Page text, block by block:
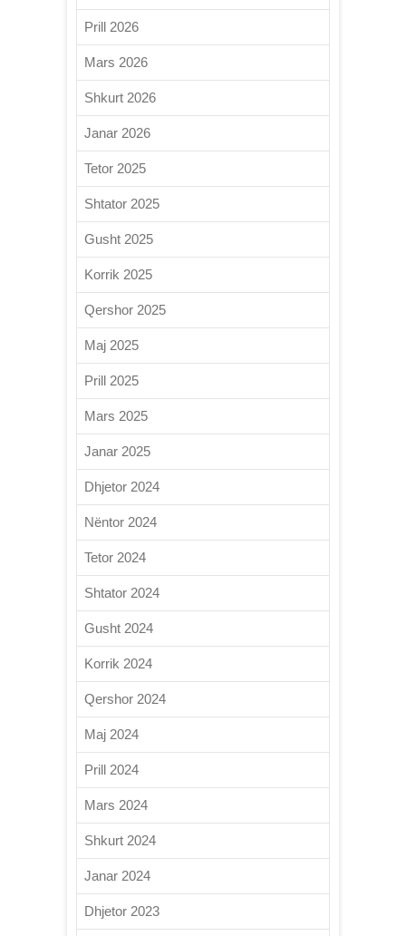
Prill 2026
Mars 2026
Shkurt 2026
Janar 2026
Tetor 2025
Shtator 2025
Gusht 2025
Korrik 2025
Qershor 2025
Maj 2025
Prill 2025
Mars 2025
Janar 2025
Dhjetor 2024
Nëntor 2024
Tetor 2024
Shtator 2024
Gusht 2024
Korrik 2024
Qershor 2024
Maj 2024
Prill 2024
Mars 2024
Shkurt 2024
Janar 2024
Dhjetor 2023